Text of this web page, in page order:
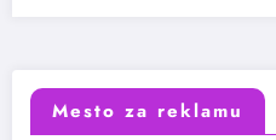
Mesto za reklamu